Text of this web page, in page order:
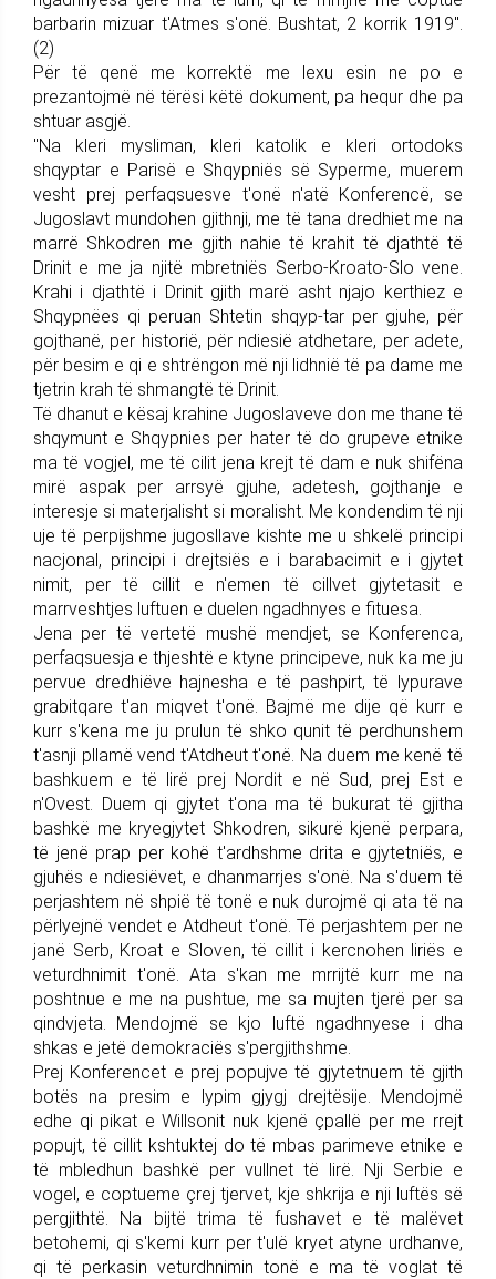
barbarin mizuar t'Atmes s'onë. Bushtat, 2 korrik 1919".
(2)
Për të qenë me korrektë me lexu esin ne po e
prezantojmë në tërësi këtë dokument, pa hequr dhe pa
shtuar asgjë.
"Na kleri mysliman, kleri katolik e kleri ortodoks
shqyptar e Parisë e Shqypniës së Syperme, muerem
vesht prej perfaqsuesve t'onë n'atë Konferencë, se
Jugoslavt mundohen gjithnji, me të tana dredhiet me na
marrë Shkodren me gjith nahie të krahit të djathtë të
Drinit e me ja njitë mbretniës Serbo-Kroato-Slo vene.
Krahi i djathtë i Drinit gjith marë asht njajo kerthiez e
Shqypnëes qi peruan Shtetin shqyp-tar per gjuhe, për
gojthanë, per historië, për ndiesië atdhetare, per adete,
për besim e qi e shtrëngon më nji lidhnië të pa dame me
tjetrin krah të shmangtë të Drinit.
Të dhanut e kësaj krahine Jugoslaveve don me thane të
shqymunt e Shqypnies per hater të do grupeve etnike
ma të vogjel, me të cilit jena krejt të dam e nuk shifëna
mirë aspak per arrsyë gjuhe, adetesh, gojthanje e
interesje si materjalisht si moralisht. Me kondendim të nji
uje të perpijshme jugosllave kishte me u shkelë principi
nacjonal, principi i drejtsiës e i barabacimit e i gjytet
nimit, per të cillit e n'emen të cillvet gjytetasit e
marrveshtjes luftuen e duelen ngadhnyes e fituesa.
Jena per të vertetë mushë mendjet, se Konferenca,
perfaqsuesja e thjeshtë e ktyne principeve, nuk ka me ju
pervue dredhiëve hajnesha e të pashpirt, të lypurave
grabitqare t'an miqvet t'onë. Bajmë me dije që kurr e
kurr s'kena me ju prulun të shko qunit të perdhunshem
t'asnji pllamë vend t'Atdheut t'onë. Na duem me kenë të
bashkuem e të lirë prej Nordit e në Sud, prej Est e
n'Ovest. Duem qi gjytet t'ona ma të bukurat të gjitha
bashkë me kryegjytet Shkodren, sikurë kjenë perpara,
të jenë prap per kohë t'ardhshme drita e gjytetniës, e
gjuhës e ndiesiëvet, e dhanmarrjes s'onë. Na s'duem të
perjashtem në shpië të tonë e nuk durojmë qi ata të na
përlyejnë vendet e Atdheut t'onë. Të perjashtem per ne
janë Serb, Kroat e Sloven, të cillit i kercnohen liriës e
veturdhnimit t'onë. Ata s'kan me mrrijtë kurr me na
poshtnue e me na pushtue, me sa mujten tjerë per sa
qindvjeta. Mendojmë se kjo luftë ngadhnyese i dha
shkas e jetë demokraciës s'pergjithshme.
Prej Konferencet e prej popujve të gjytetnuem të gjith
botës na presim e lypim gjygj drejtësije. Mendojmë
edhe qi pikat e Willsonit nuk kjenë çpallë per me rrejt
popujt, të cillit kshtuktej do të mbas parimeve etnike e
të mbledhun bashkë per vullnet të lirë. Nji Serbie e
vogel, e coptueme çrej tjervet, kje shkrija e nji luftës së
pergjithtë. Na bijtë trima të fushavet e të malëvet
betohemi, qi s'kemi kurr per t'ulë kryet atyne urdhanve,
qi të perkasin veturdhnimin tonë e ma të voglat të